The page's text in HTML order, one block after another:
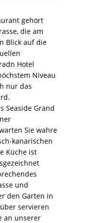
gehört
die am
Blick auf die
Hotel
Niveau
nur das
Seaside Grand
Sie wahre
kanarischen
Küche ist
und
den Garten in
servieren
an unserer